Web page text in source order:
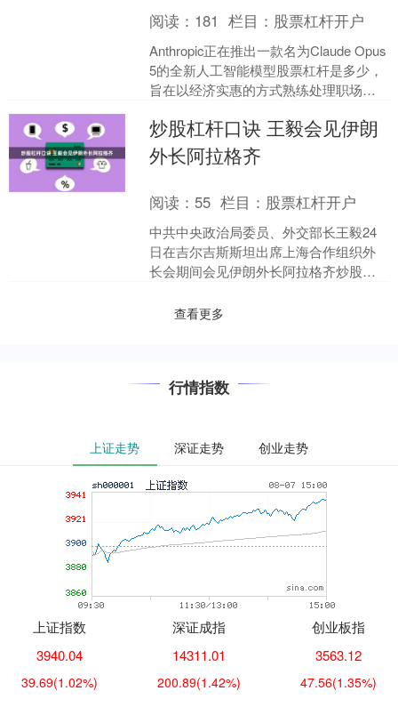
阅读： 181 栏目： 股票杠杆开户
Anthropic正在推出一款名为Claude Opus
5的全新人工智能模型股票杠杆是多少，
旨在以经济实惠的方式熟练处理职场任
炒股杠杆口诀 王毅会见伊朗
外长阿拉格齐
阅读： 55 栏目： 股票杠杆开户
中共中央政治局委员、外交部长王毅24
日在吉尔吉斯斯坦出席上海合作组织外
长会期间会见伊朗外长阿拉格齐炒股杠
再度紧张升级，中方对....
查看更多
行情指数
上证走势 深证走势 创业走势
上证指数
3940.04
39.69(1.02%)
深证成指
14311.01
200.89(1.42%)
创业板指
3563.12
47.56(1.35%)